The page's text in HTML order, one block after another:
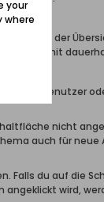
in der
somit
einem Benutzer
nicht
auch für neue
Falls du auf die
angeklickt wird,
your
where